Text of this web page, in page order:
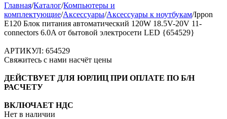
Главная/Каталог/Компьютеры и
комплектующие/Аксессуары/Аксессуары к ноутбукам/Ippon
E120 Блок питания автоматический 120W 18.5V-20V 11-
connectors 6.0A от бытовой электросети LED {654529}
АРТИКУЛ: 654529
Свяжитесь с нами насчёт цены
ДЕЙСТВУЕТ ДЛЯ ЮРЛИЦ ПРИ ОПЛАТЕ ПО Б/Н
РАСЧЕТУ
ВКЛЮЧАЕТ НДС
Нет в наличии